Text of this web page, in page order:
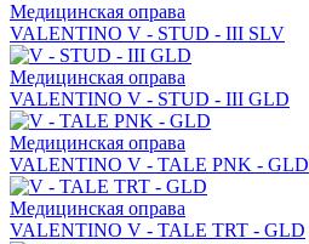
Медицинская оправа
VALENTINO V - STUD - III SLV
Медицинская оправа
VALENTINO V - STUD - III GLD
Медицинская оправа
VALENTINO V - TALE PNK - GLD
Медицинская оправа
VALENTINO V - TALE TRT - GLD